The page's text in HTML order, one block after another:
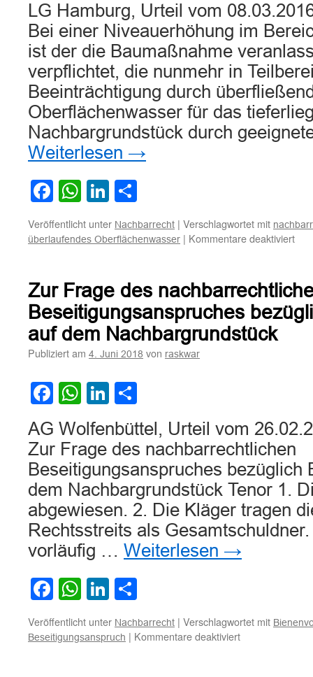
LG Hamburg, Urteil vom
Bei einer Niveauerhöhung im
ist der die Baumaßnahme
verpflichtet, die nunmehr in
Beeinträchtigung durch
Oberflächenwasser für das
Nachbargrundstück durch
Weiterlesen →
Facebook
WhatsApp
LinkedIn
Veröffentlicht unter Nachbarrecht | Verschlagwortet mit
überlaufendes Oberflächenwasser | Kommentare deaktiviertfür
bei
von
Zur Frage des
Beseitigungsanspruches
auf dem Nachbargrundstück
Publiziert am 4. Juni 2018 von raskwar
Facebook
WhatsApp
LinkedIn
AG Wolfenbüttel, Urteil vom
Zur Frage des nachbarrechtlichen
Beseitigungsanspruches bezüglich
dem Nachbargrundstück Tenor 1.
abgewiesen. 2. Die Kläger tragen
Rechtsstreits als
vorläufig … Weiterlesen →
Facebook
WhatsApp
LinkedIn
Veröffentlicht unter Nachbarrecht | Verschlagwortet mit
Beseitigungsanspruch | Kommentare deaktiviertfür